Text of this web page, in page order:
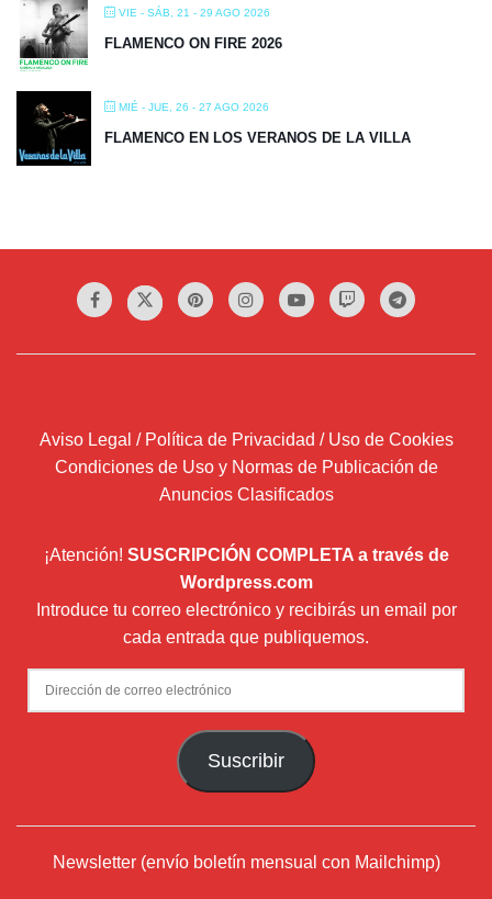
VIE - SÁB, 21 - 29 AGO 2026
FLAMENCO ON FIRE 2026
MIÉ - JUE, 26 - 27 AGO 2026
FLAMENCO EN LOS VERANOS DE LA VILLA
Aviso Legal / Política de Privacidad / Uso de Cookies
Condiciones de Uso y Normas de Publicación de
Anuncios Clasificados
¡Atención! SUSCRIPCIÓN COMPLETA a través de
Wordpress.com
Introduce tu correo electrónico y recibirás un email por
cada entrada que publiquemos.
Dirección
de
Suscribir
Newsletter (envío boletín mensual con Mailchimp)